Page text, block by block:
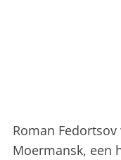
Roman
Moermansk, een